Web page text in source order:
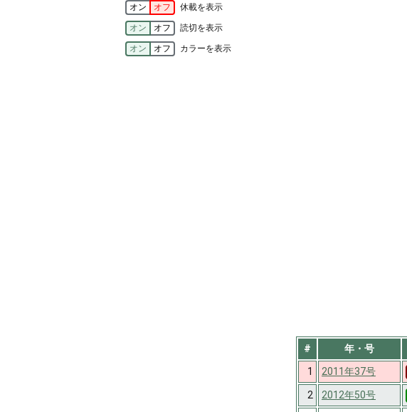
オン オフ 休載を表示
オン オフ 読切を表示
オン オフ カラーを表示
# 年・号
1
2011年37号
2 2012年50号